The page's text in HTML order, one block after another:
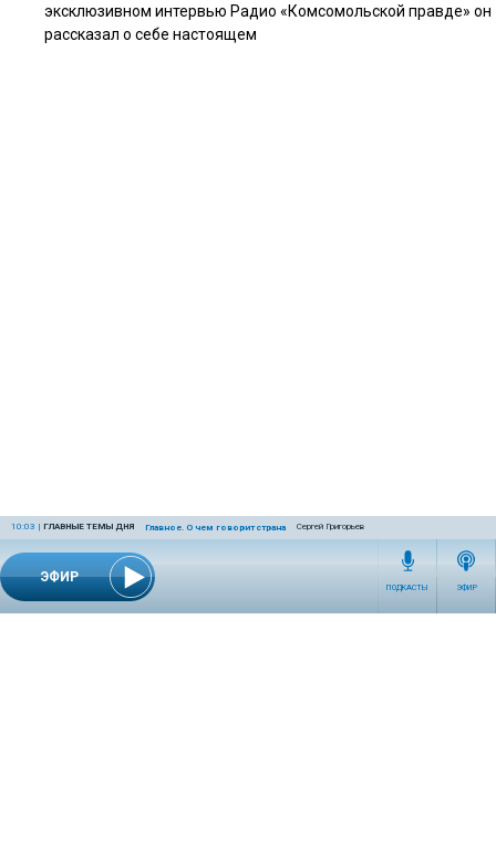
ЭФИР
10:03 | ГЛАВНЫЕ ТЕМЫ ДНЯ Главное. О чем говорит страна Сергей Григорьев
ПОДКАСТЫ ЭФИР
эксклюзивном интервью Радио «Комсомольской правде» он
рассказал о себе настоящем